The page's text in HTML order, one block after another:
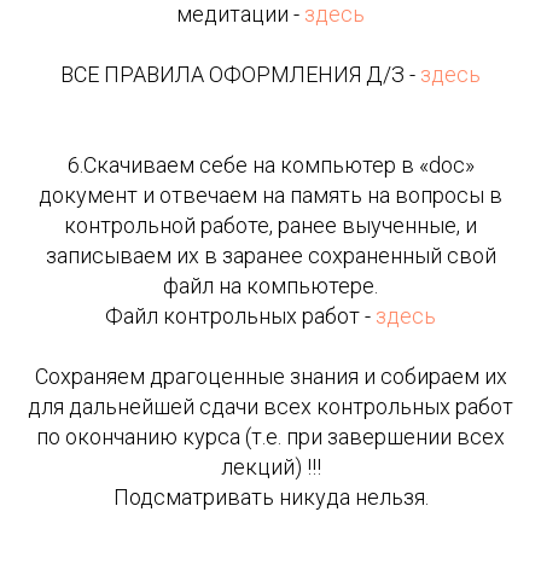
медитации - здесь
ВСЕ ПРАВИЛА ОФОРМЛЕНИЯ Д/З - здесь
6.Скачиваем себе на компьютер в «doc»
документ и отвечаем на память на вопросы в
контрольной работе, ранее выученные, и
записываем их в заранее сохраненный свой
файл на компьютере.
Файл контрольных работ - здесь
Сохраняем драгоценные знания и собираем их
для дальнейшей сдачи всех контрольных работ
по окончанию курса (т.е. при завершении всех
лекций) !!!
Подсматривать никуда нельзя.